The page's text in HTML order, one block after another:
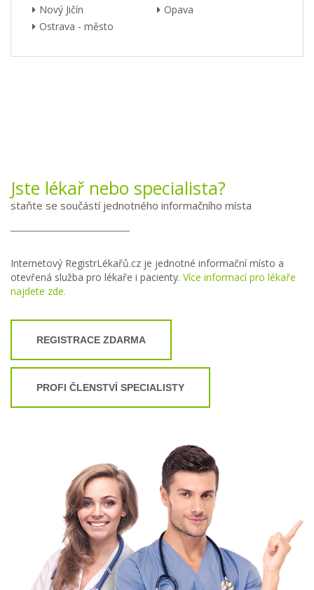
Nový Jičín
Opava
Ostrava - město
Jste lékař nebo specialista?
staňte se součástí jednotného informačního místa
Internetový RegistrLékařů.cz je jednotné informační místo a
otevřená služba pro lékaře i pacienty. Více informací pro lékaře
najdete zde.
REGISTRACE ZDARMA
PROFI ČLENSTVÍ SPECIALISTY